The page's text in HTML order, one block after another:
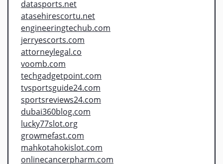
datasports.net
atasehirescortu.net
engineeringtechub.com
jerryescorts.com
attorneylegal.co
voomb.com
techgadgetpoint.com
tvsportsguide24.com
sportsreviews24.com
dubai360blog.com
lucky77slot.org
growmefast.com
mahkotahokislot.com
onlinecancerpharm.com